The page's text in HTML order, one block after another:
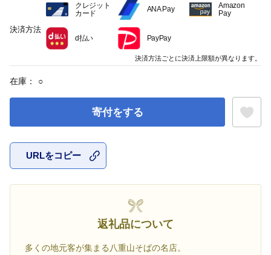
在庫： ○
寄付をする
URLをコピー
返礼品について
多くの地元客が集まる八重山そばの名店。
決済方法
クレジット
カード
ANA Pay
Amazon
Pay
d払い PayPay
決済方法ごとに決済上限額が異なります。